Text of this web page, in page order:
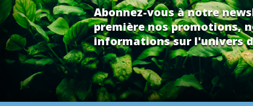
Abonnez-vous à notre
première nos promotions,
informations sur l'univers